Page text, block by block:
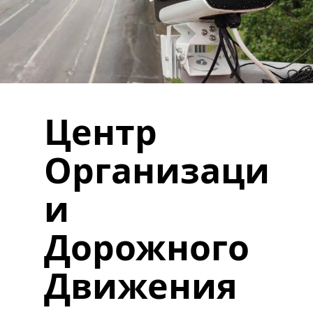
Центр
Организаци
и
Дорожного
Движения